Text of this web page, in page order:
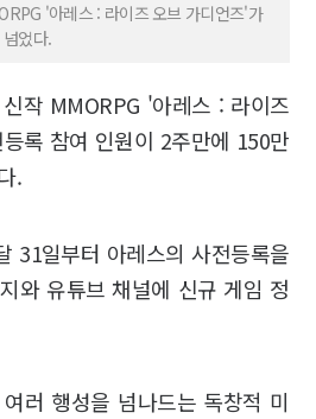
'아레스 : 라이즈 오브 가디언즈'가
었다.
작 MMORPG '아레스 : 라이즈
록 참여 인원이 2주만에 150만
.
31일부터 아레스의 사전등록을
와 유튜브 채널에 신규 게임 정
러 행성을 넘나드는 독창적 미